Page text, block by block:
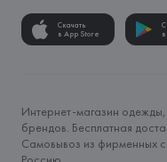
Скачать
в App Store
Интернет-магазин
брендов. Бесплатная
Самовывоз из фирменных